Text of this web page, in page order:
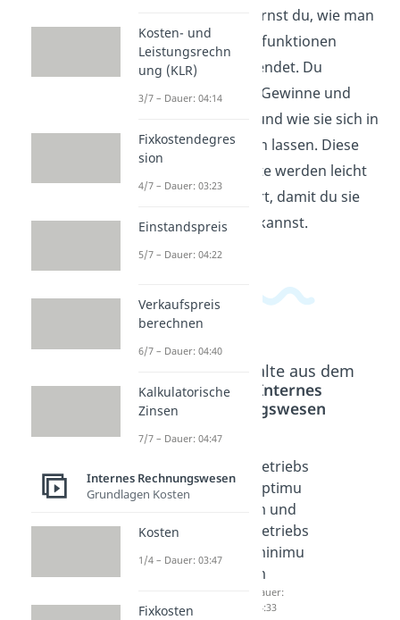
In diesem Video lernst du, wie man
Gewinn- und Erlösfunktionen
versteht und anwendet. Du
erfährst, wie man Gewinne und
Erlöse berechnet und wie sie sich in
Grafiken darstellen lassen. Diese
wichtigen Konzepte werden leicht
verständlich erklärt, damit du sie
schnell begreifen kannst.
Beliebte Inhalte aus dem
Bereich
Internes
Rechnungswesen
tige
ergrenz
e
tige
e
Betriebs
optimu
m und
Betriebs
minimu
m
Dauer:
04:33
Kosten- und
Leistungsrechn
ung (KLR)
3/7 – Dauer: 04:14
Fixkostendegres
sion
4/7 – Dauer: 03:23
Einstandspreis
5/7 – Dauer: 04:22
Verkaufspreis
berechnen
6/7 – Dauer: 04:40
Kalkulatorische
Zinsen
7/7 – Dauer: 04:47
Internes Rechnungswesen
Grundlagen Kosten
Kosten
1/4 – Dauer: 03:47
Fixkosten